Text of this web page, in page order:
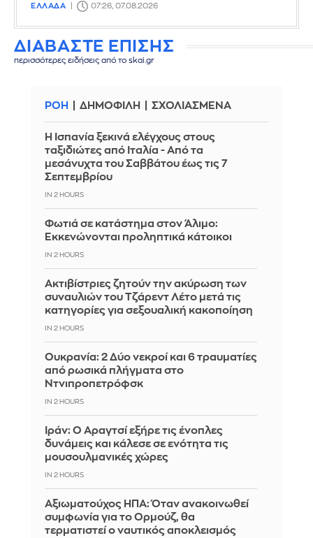
ΕΛΛΑΔΑ 07:26, 07.08.2026
ΔΙΑΒΑΣΤΕ ΕΠΙΣΗΣ
περισσότερες ειδήσεις από το skai.gr
ΡΟΗ ΔΗΜΟΦΙΛΗ ΣΧΟΛΙΑΣΜΕΝΑ
Η Ισπανία ξεκινά ελέγχους στους
ταξιδιώτες από Ιταλία - Από τα
μεσάνυχτα του Σαββάτου έως τις 7
Σεπτεμβρίου
IN 2 HOURS
Φωτιά σε κατάστημα στον Άλιμο:
Εκκενώνονται προληπτικά κάτοικοι
IN 2 HOURS
Ακτιβίστριες ζητούν την ακύρωση των
συναυλιών του Τζάρεντ Λέτο μετά τις
κατηγορίες για σεξουαλική κακοποίηση
IN 2 HOURS
Ουκρανία: 2 Δύο νεκροί και 6 τραυματίες
από ρωσικά πλήγματα στο
Ντνιπροπετρόφσκ
IN 2 HOURS
Ιράν: Ο Αραγτσί εξήρε τις ένοπλες
δυνάμεις και κάλεσε σε ενότητα τις
μουσουλμανικές χώρες
IN 2 HOURS
Αξιωματούχος ΗΠΑ: Όταν ανακοινωθεί
συμφωνία για το Ορμούζ, θα
τερματιστεί ο ναυτικός αποκλεισμός